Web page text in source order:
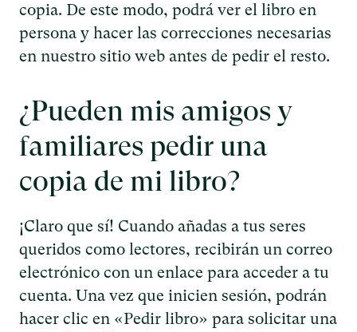
copia. De este modo, podrá ver el libro en
persona y hacer las correcciones necesarias
en nuestro sitio web antes de pedir el resto.
¿Pueden mis amigos y
familiares pedir una
copia de mi libro?
¡Claro que sí! Cuando añadas a tus seres
queridos como lectores, recibirán un correo
electrónico con un enlace para acceder a tu
cuenta. Una vez que inicien sesión, podrán
hacer clic en «Pedir libro» para solicitar una